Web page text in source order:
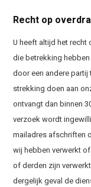
Recht op
U heeft altijd het recht
die betrekking
door een andere partij
strekking doen aan
ontvangt dan binnen
verzoek wordt
mailadres afschriften
wij hebben verwerkt
of derden zijn
dergelijk geval de